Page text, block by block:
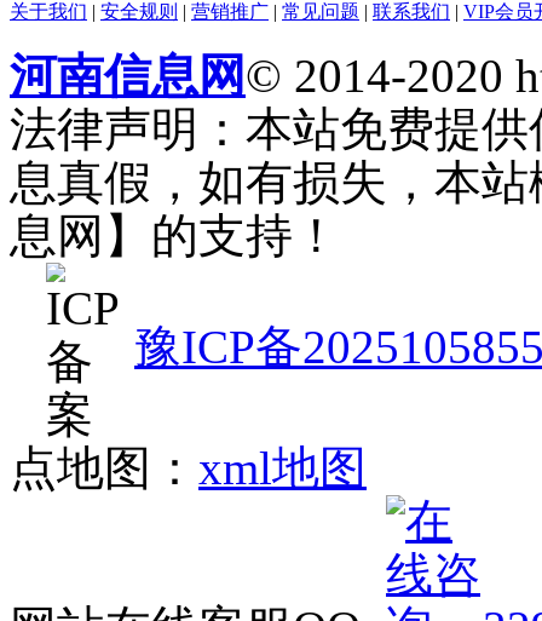
关于我们 | 安全规则 | 营销推广 | 常见问题 | 联系我们 | VIP会员
河南信息网© 2014-2020
法律声明：本站免费提
息真假，如有损失，本
息网】的支持！
豫ICP备
点地图： xml地图